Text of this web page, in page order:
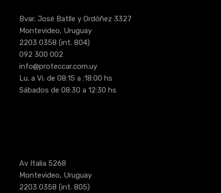
Bvar. José Batlle y Ordóñez 3327
Montevideo, Uruguay
2203 0358 (int. 804)
092 300 002
info@proteccar.com.uy
Lu. a Vi. de 08:15 a :18:00 hs
Sábados de 08:30 a 12:30 hs
Av Italia 5268
Montevideo, Uruguay
2203 0358 (int. 805)